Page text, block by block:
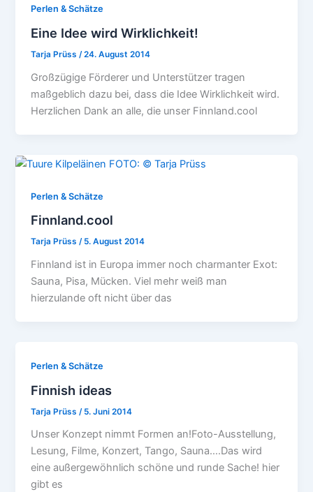
Perlen & Schätze
Eine Idee wird Wirklichkeit!
Tarja Prüss/24. August 2014
Großzügige Förderer und Unterstützer tragen
maßgeblich dazu bei, dass die Idee Wirklichkeit wird.
Herzlichen Dank an alle, die unser Finnland.cool
Perlen & Schätze
Finnland.cool
Tarja Prüss/ 5. August 2014
Finnland ist in Europa immer noch charmanter Exot:
Sauna, Pisa, Mücken. Viel mehr weiß man
hierzulande oft nicht über das
Perlen & Schätze
Finnish ideas
Tarja Prüss / 5. Juni 2014
Unser Konzept nimmt Formen an!Foto-Ausstellung,
Lesung, Filme, Konzert, Tango, Sauna….Das wird
eine außergewöhnlich schöne und runde Sache! hier
gibt es